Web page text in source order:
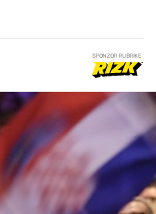
SPONZOR RUBRIKE